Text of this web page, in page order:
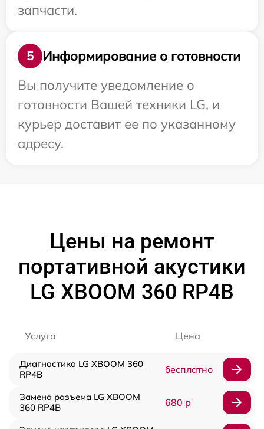
запчасти.
5
Информирование о готовности
Вы получите уведомление о
готовности Вашей техники LG, и
курьер доставит ее по указанному
адресу.
Цены на ремонт
портативной акустики
LG XBOOM 360 RP4B
Услуга Цена
Диагностика LG XBOOM 360
RP4B
бесплатно
Замена разъема LG XBOOM
360 RP4B
680 р